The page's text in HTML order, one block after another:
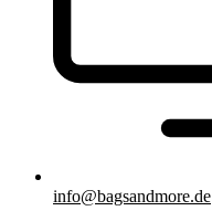
info@bagsandmore.de